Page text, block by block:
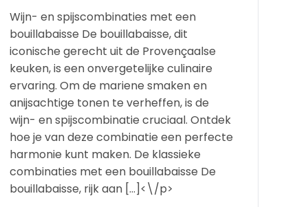
Wijn- en spijscombinaties met een
bouillabaisse De bouillabaisse, dit
iconische gerecht uit de Provençaalse
keuken, is een onvergetelijke culinaire
ervaring. Om de mariene smaken en
anijsachtige tonen te verheffen, is de
wijn- en spijscombinatie cruciaal. Ontdek
hoe je van deze combinatie een perfecte
harmonie kunt maken. De klassieke
combinaties met een bouillabaisse De
bouillabaisse, rijk aan […]<\/p>